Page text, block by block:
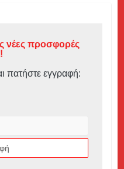
νέες προσφορές
πατήστε εγγραφή: